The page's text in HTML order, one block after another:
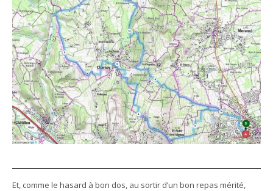
Et, comme le hasard à bon dos, au sortir d’un bon repas mérité,